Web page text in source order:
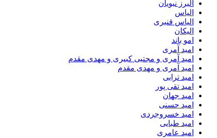
البرز نبویان
الیاس
الیاس قنبرى
الیکان
امو باند
امید آمری
امید آمری و مجتبی کبیری و مهدى مقدم
امید آمری و مهدی مقدم
امید ترابی
امید تقی پور
امید جهان
امید حسنی
امید خسروجردی
امید طبایی
امید عامری